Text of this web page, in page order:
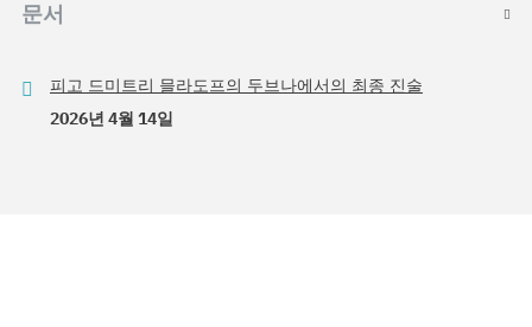
문서
피고 드미트리 믈라도프의 두브나에서의 최종 진술
2026년 4월 14일